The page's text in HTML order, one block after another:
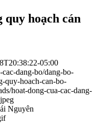
quy hoạch cán
05:00
dang-bo/dang-bo-
quy-hoach-can-bo-
hoat-dong-cua-cac-dang-
Nguyên